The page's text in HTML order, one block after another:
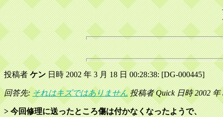
投稿者ケン日時 2002 年 3 月 18 日 00:28:38: [DG-000445]
回答先:それはキズではありません投稿者 Quick 日時 2002 年
> 今回修理に送ったところ傷は付かなくなったようで、